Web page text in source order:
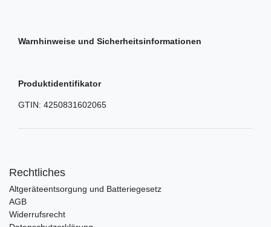
Warnhinweise und Sicherheitsinformationen
Produktidentifikator
GTIN: 4250831602065
Rechtliches
Altgeräteentsorgung und Batteriegesetz
AGB
Widerrufsrecht